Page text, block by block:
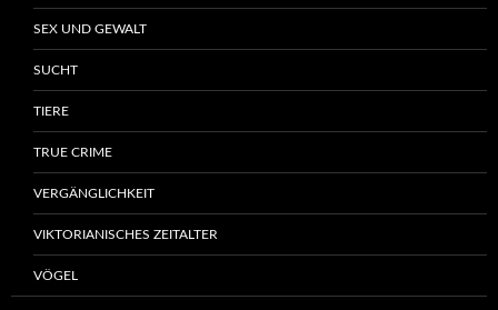
SEX UND GEWALT
SUCHT
TIERE
TRUE CRIME
VERGÄNGLICHKEIT
VIKTORIANISCHES ZEITALTER
VÖGEL